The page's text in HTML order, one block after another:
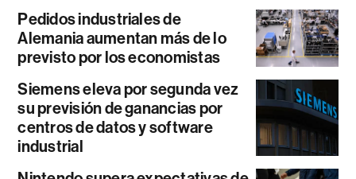
Pedidos industriales de
Alemania aumentan más de lo
previsto por los economistas
Siemens eleva por segunda vez
su previsión de ganancias por
centros de datos y software
industrial